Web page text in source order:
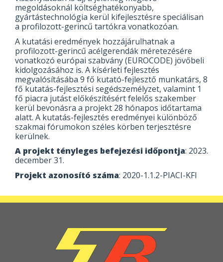
megoldásoknál költséghatékonyabb,
gyártástechnológia kerül kifejlesztésre speciálisan
a profilozott-gerincű tartókra vonatkozóan.
A kutatási eredmények hozzájárulhatnak a
profilozott-gerincű acélgerendák méretezésére
vonatkozó európai szabvány (EUROCODE) jövőbeli
kidolgozásához is. A kísérleti fejlesztés
megvalósításába 9 fő kutató-fejlesztő munkatárs, 8
fő kutatás-fejlesztési segédszemélyzet, valamint 1
fő piacra jutást előkészítésért felelős szakember
kerül bevonásra a projekt 28 hónapos időtartama
alatt. A kutatás-fejlesztés eredményei különböző
szakmai fórumokon széles körben terjesztésre
kerülnek.
A projekt tényleges befejezési időpontja: 2023.
december 31.
Projekt azonosító száma: 2020-1.1.2-PIACI-KFI